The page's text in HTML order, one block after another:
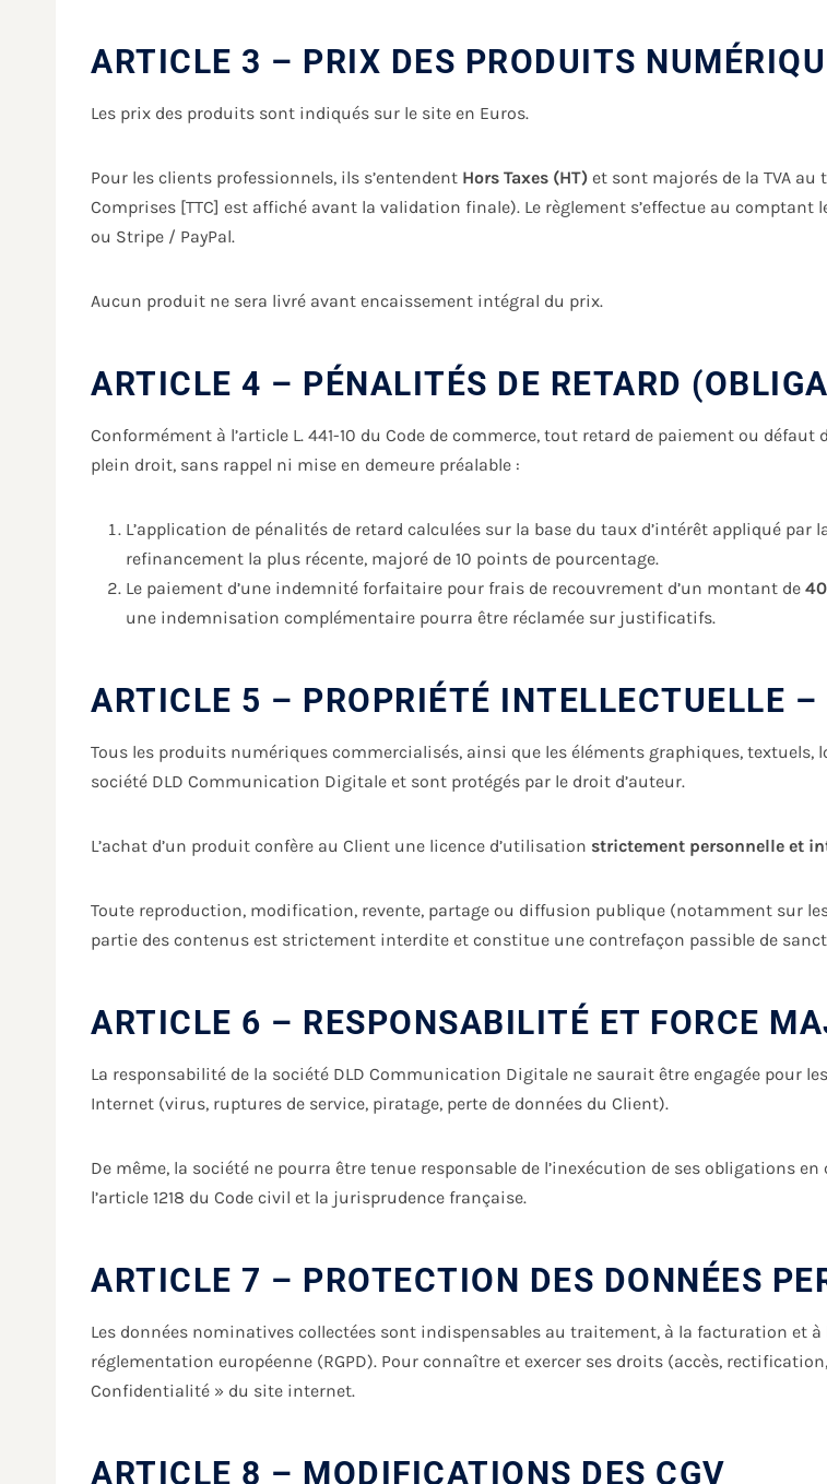
ARTICLE 3 – PRIX DES PRODUITS
Les prix des produits sont indiqués sur le site en Euros.
Pour les clients professionnels, ils s’entendent Hors Taxes (HT) et sont majorés de la TVA
Comprises [TTC] est affiché avant la validation finale). Le règlement s’effectue au
ou Stripe / PayPal.
Aucun produit ne sera livré avant encaissement intégral du prix.
ARTICLE 4 – PÉNALITÉS DE RETARD
Conformément à l’article L. 441-10 du Code de commerce, tout retard de paiement ou défaut
plein droit, sans rappel ni mise en demeure préalable :
L’application de pénalités de retard calculées sur la base du taux d’intérêt appliqué par
refinancement la plus récente, majoré de 10 points de pourcentage.
Le paiement d’une indemnité forfaitaire pour frais de recouvrement d’un montant de
une indemnisation complémentaire pourra être réclamée sur justificatifs.
ARTICLE 5 – PROPRIÉTÉ INTELLECTUELLE –
Tous les produits numériques commercialisés, ainsi que les éléments graphiques,
société DLD Communication Digitale et sont protégés par le droit d’auteur.
L’achat d’un produit confère au Client une licence d’utilisation strictement personnelle et
Toute reproduction, modification, revente, partage ou diffusion publique (notamment sur
partie des contenus est strictement interdite et constitue une contrefaçon passible de
ARTICLE 6 – RESPONSABILITÉ ET FORCE
La responsabilité de la société DLD Communication Digitale ne saurait être engagée pour
Internet (virus, ruptures de service, piratage, perte de données du Client).
De même, la société ne pourra être tenue responsable de l’inexécution de ses obligations
l’article 1218 du Code civil et la jurisprudence française.
ARTICLE 7 – PROTECTION DES DONNÉES
Les données nominatives collectées sont indispensables au traitement, à la facturation et
réglementation européenne (RGPD). Pour connaître et exercer ses droits (accès,
Confidentialité » du site internet.
ARTICLE 8 – MODIFICATIONS DES CGV